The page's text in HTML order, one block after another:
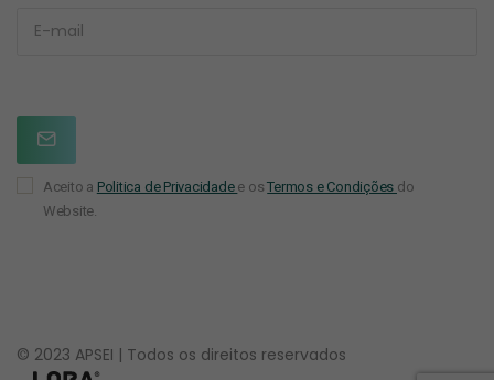
Aceito a Politica de Privacidade e osTermos e Condições do
Website.
© 2023 APSEI | Todos os direitos reservados